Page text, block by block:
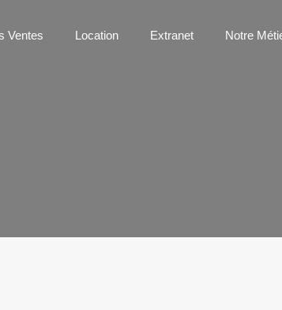
Nos Ventes Location Extranet
Ventes Location Extranet Notre